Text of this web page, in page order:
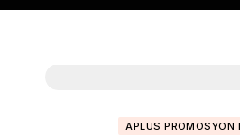
APLUS PROMOSYON